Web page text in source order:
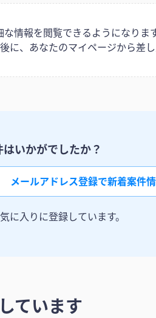
情報を閲覧できるようになりま
に、あなたのマイページから差
いかがでしたか？
メールアドレス登録で新着案件
に入りに登録しています。
ています